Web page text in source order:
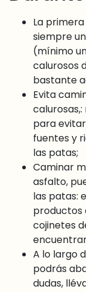
La
siempre
(mínimo
calurosos
bastante
Evita
para
fuentes y
las patas;
Caminar
asfalto,
las patas:
productos
cojinetes
A lo largo
podrás
dudas,